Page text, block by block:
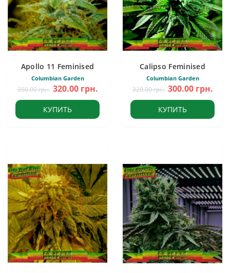
Apollo 11 Feminised
Columbian Garden
350.00 грн. 320.00 грн.
КУПИТЬ
Calipso Feminised
Columbian Garden
320.00 грн. 300.00 грн.
КУПИТЬ